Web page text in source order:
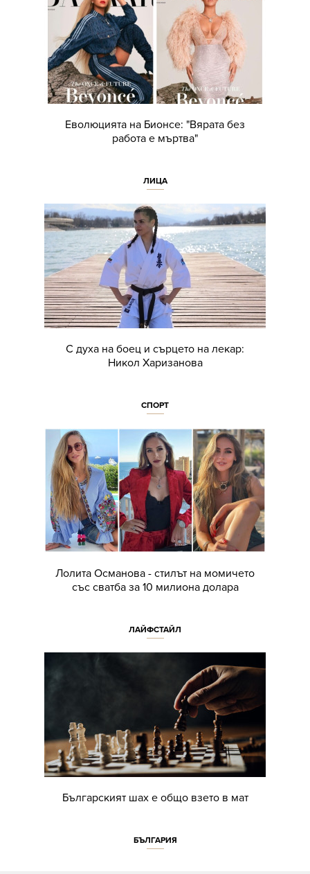
Еволюцията на Бионсе: "Вярата без
работа е мъртва"
ЛИЦА
С духа на боец и сърцето на лекар:
Никол Харизанова
СПОРТ
Лолита Османова - стилът на момичето
със сватба за 10 милиона долара
ЛАЙФСТАЙЛ
Българският шах е общо взето в мат
БЪЛГАРИЯ